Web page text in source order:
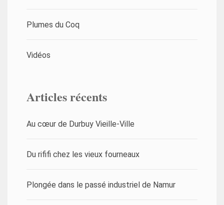
Plumes du Coq
Vidéos
Articles récents
Au cœur de Durbuy Vieille-Ville
Du rififi chez les vieux fourneaux
Plongée dans le passé industriel de Namur